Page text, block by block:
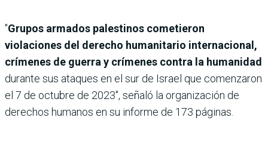
"Grupos armados palestinos cometieron
violaciones del derecho humanitario internacional,
crímenes de guerra y crímenes contra la humanidad
durante sus ataques en el sur de Israel que comenzaron
el 7 de octubre de 2023″, señaló la organización de
derechos humanos en su informe de 173 páginas.